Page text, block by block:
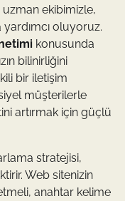
ekibimizle,
oluyoruz.
konusunda
bilinirliğini
bir iletişim
müşterilerle
artırmak için güçlü
stratejisi,
Web sitenizin
anahtar kelime